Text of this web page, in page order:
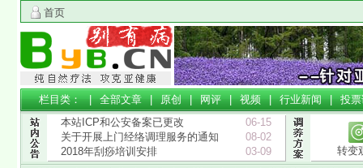
首页
栏目类： |全部文章|原创|网评|视频|行业新闻|投
本站ICP和公安备案已更改
06-15
关于开展上门经络调理服务的通知
08-02
2018年刮痧培训安排
03-09
转变